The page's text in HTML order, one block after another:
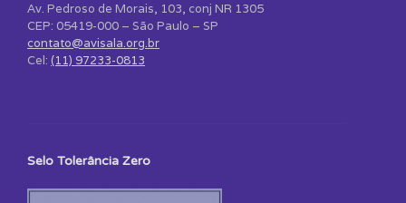
Av. Pedroso de Morais, 103, conj NR 1305
CEP: 05419-000 – São Paulo – SP
contato@avisala.org.br
Cel: (11) 97233-0813
Selo Tolerância Zero